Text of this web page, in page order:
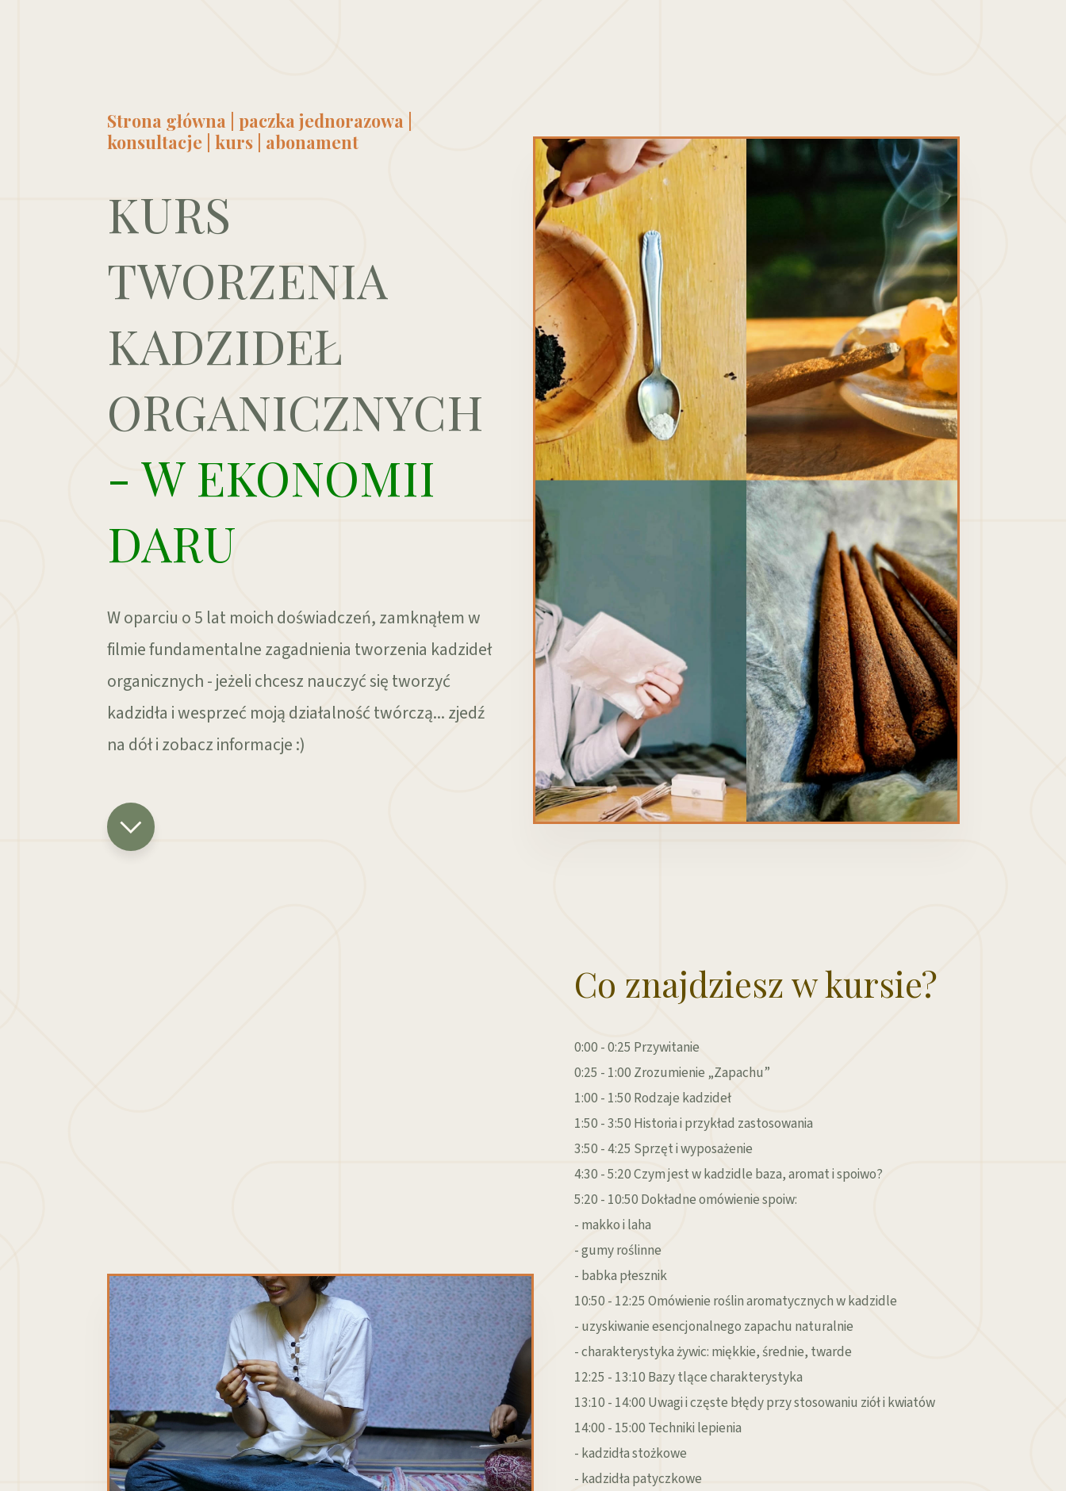
Strona główna paczka jednorazowa
konsultacje| kurs| abonament
KURS
TWORZENIA
KADZIDEŁ
ORGANICZNYCH
- W EKONOMII
DARU
W oparciu o 5 lat moich doświadczeń, zamknąłem w
filmie fundamentalne zagadnienia tworzenia kadzideł
organicznych - jeżeli chcesz nauczyć się tworzyć
kadzidła i wesprzeć moją działalność twórczą... zjedź
na dół i zobacz informacje :)
Co znajdziesz w kursie?
0:00 - 0:25 Przywitanie
0:25 - 1:00 Zrozumienie „Zapachu”
1:00 - 1:50 Rodzaje kadzideł
1:50 - 3:50 Historia i przykład zastosowania
3:50 - 4:25 Sprzęt i wyposażenie
4:30 - 5:20 Czym jest w kadzidle baza, aromat i spoiwo?
5:20 - 10:50 Dokładne omówienie spoiw:
- makko i laha
- gumy roślinne
- babka płesznik
10:50 - 12:25 Omówienie roślin aromatycznych w kadzidle
- uzyskiwanie esencjonalnego zapachu naturalnie
- charakterystyka żywic: miękkie, średnie, twarde
12:25 - 13:10 Bazy tlące charakterystyka
13:10 - 14:00 Uwagi i częste błędy przy stosowaniu ziół i kwiatów
14:00 - 15:00 Techniki lepienia
- kadzidła stożkowe
- kadzidła patyczkowe